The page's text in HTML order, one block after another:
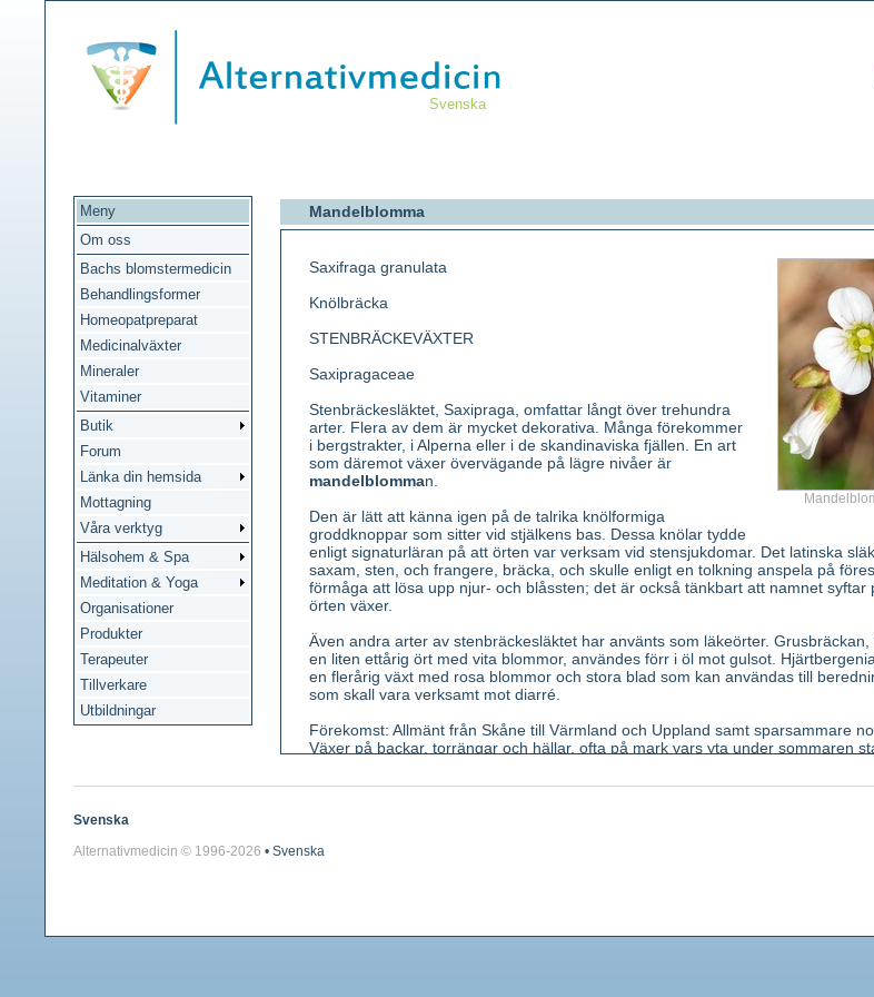
Svenska
Meny
Om oss
Bachs blomstermedicin
Behandlingsformer
Homeopatpreparat
Medicinalväxter
Mineraler
Vitaminer
Butik
Forum
Länka din hemsida
Mottagning
Våra verktyg
Hälsohem & Spa
Meditation & Yoga
Organisationer
Produkter
Terapeuter
Tillverkare
Utbildningar
Mandelblomma
Saxifraga granulata
Knölbräcka
STENBRÄCKEVÄXTER
Saxipragaceae
Stenbräckesläktet, Saxipraga, omfattar långt över trehundra
arter. Flera av dem är mycket dekorativa. Många förekommer
i bergstrakter, i Alperna eller i de skandinaviska fjällen. En art
som däremot växer övervägande på lägre nivåer är
mandelblomman.
Den är lätt att känna igen på de talrika knölformiga
groddknoppar som sitter vid stjälkens bas. Dessa knölar tydde
enligt signaturläran på att örten var verksam vid stensjukdomar. Det latinska
saxam, sten, och frangere, bräcka, och skulle enligt en tolkning anspela på
förmåga att lösa upp njur- och blåssten; det är också tänkbart att namnet syftar
örten växer.
Även andra arter av stenbräckesläktet har använts som läkeörter. Grusbräckan,
en liten ettårig ört med vita blommor, användes förr i öl mot gulsot.
en flerårig växt med rosa blommor och stora blad som kan användas till
som skall vara verksamt mot diarré.
Förekomst: Allmänt från Skåne till Värmland och Uppland samt sparsammare
Växer på backar, torrängar och hällar, ofta på mark vars yta under sommaren
Kännetecken: En flerårig 20-50 cm hög ört med enkel, körtelhårig stjälk som
(maj-juni). De sitter i glesa blomställningar; 5 foderblad och 5 kronblad som är
Svenska
Alternativmedicin © 1996-2026 • Svenska